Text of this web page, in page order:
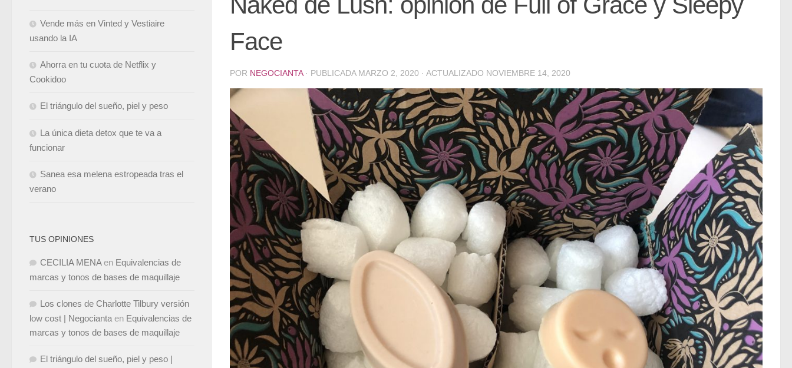
Face
POR NEGOCIANTA · PUBLICADA MARZO 2, 2020 · ACTUALIZADO NOVIEMBRE 14, 2020
Vende más en Vinted y Vestiaire
usando la IA
Ahorra en tu cuota de Netflix y
Cookidoo
El triángulo del sueño, piel y peso
La única dieta detox que te va a
funcionar
Sanea esa melena estropeada tras el
verano
TUS OPINIONES
CECILIA MENAen Equivalencias de
marcas y tonos de bases de maquillaje
Los clones de Charlotte Tilbury versión
low cost | Negocianta en Equivalencias de
marcas y tonos de bases de maquillaje
El triángulo del sueño, piel y peso |